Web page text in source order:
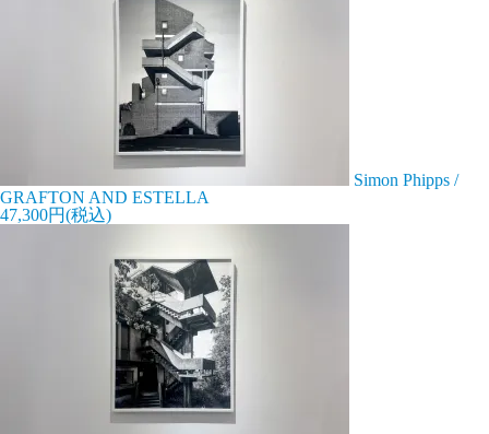
Simon Phipps /
GRAFTON AND ESTELLA
47,300円(税込)